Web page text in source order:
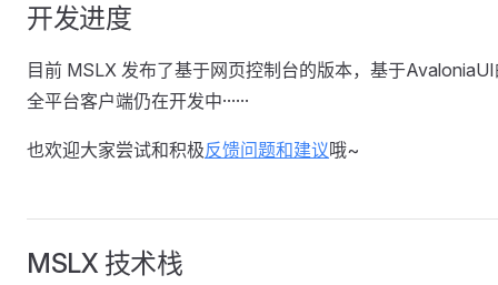
开发进度
目前 MSLX 发布了基于网页控制台的版本，基于
全平台客户端仍在开发中······
也欢迎大家尝试和积极反馈问题和建议哦~
MSLX 技术栈